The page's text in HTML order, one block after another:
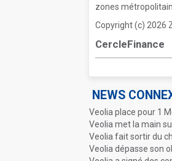
zones
Copyright (c) 2026
CercleFinance
NEWS
Veolia place pour 1
Veolia met la main
Veolia fait sortir du
Veolia dépasse son